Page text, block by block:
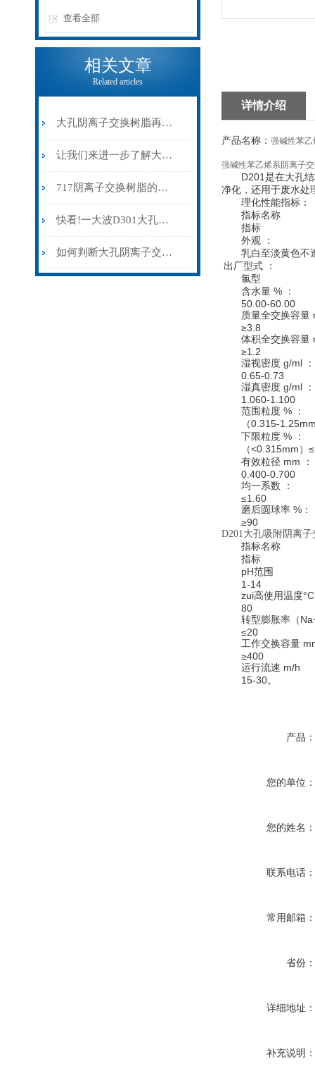
查看全部
相关文章
Related articles
大孔阴离子交换树脂再生效率与降解风险的权衡
让我们来进一步了解大孔阴离子交换树脂
717阴离子交换树脂的作用及使用方法
快看!一大波D301大孔阴离子交换树脂的知识点来袭
如何判断大孔阴离子交换树脂的质量？
详情介绍
产品名称： 强碱性苯
强碱性苯乙烯系阴离子
D201是在大孔结
净化，还用于废水处
理化性能指标：
指标名称
指标
外观 ：
乳白至淡黄色不
出厂型式 ：
氯型
含水量 % ：
50.00-60.00
质量全交换容量
≥3.8
体积全交换容量
≥1.2
湿视密度 g/ml ：
0.65-0.73
湿真密度 g/ml ：
1.060-1.100
范围粒度 % ：
（0.315-1.25mm
下限粒度 % ：
（<0.315mm）
有效粒径 mm ：
0.400-0.700
均一系数 ：
≤1.60
磨后圆球率 %：
≥90
D201大孔吸附阴离
指标名称
指标
pH范围
1-14
zui高使用温度°C
80
转型膨胀率（
≤20
工作交换容量
≥400
运行流速 m/h
15-30。
产品：
您的单位：
您的姓名：
联系电话：
常用邮箱：
省份：
详细地址：
补充说明：